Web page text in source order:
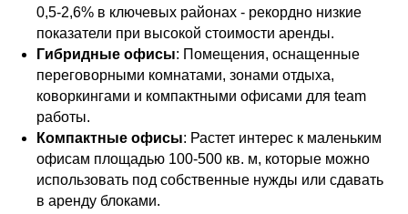
0,5-2,6% в ключевых районах - рекордно низкие
показатели при высокой стоимости аренды.
Гибридные офисы: Помещения, оснащенные
переговорными комнатами, зонами отдыха,
коворкингами и компактными офисами для team
работы.
Компактные офисы: Растет интерес к маленьким
офисам площадью 100-500 кв. м, которые можно
использовать под собственные нужды или сдавать
в аренду блоками.